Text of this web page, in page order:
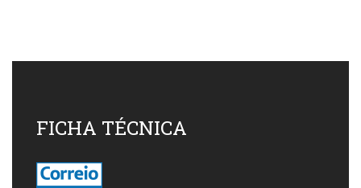
FICHA TÉCNICA